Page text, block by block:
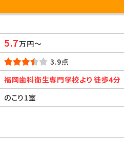
5.7万円～
3.9点
福岡歯科衛生専門学校より 徒歩4分
のこり1室